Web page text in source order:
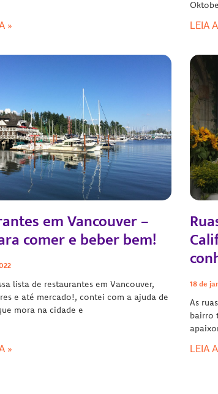
» LEIA
em Vancouver –
comer e beber bem!
lista de restaurantes em Vancouver,
e até mercado!, contei com a ajuda de
mora na cidade e
»
18 de
As
bairro
LEIA